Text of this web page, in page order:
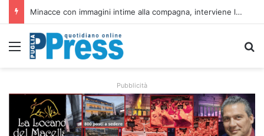
Brindisi approva il nuovo regolamento sui dehors: più spazi e controlli contro gli abusi
Menu
Pubblicità